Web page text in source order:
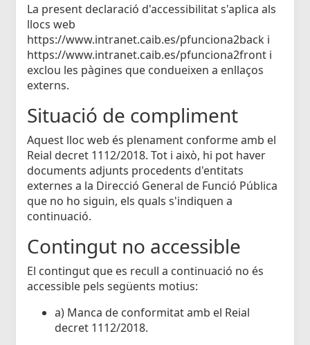
La present declaració d'accessibilitat s'aplica als
llocs web
https://www.intranet.caib.es/pfunciona2back i
https://www.intranet.caib.es/pfunciona2front i
exclou les pàgines que condueixen a enllaços
externs.
Situació de compliment
Aquest lloc web és plenament conforme amb el
Reial decret 1112/2018. Tot i això, hi pot haver
documents adjunts procedents d'entitats
externes a la Direcció General de Funció Pública
que no ho siguin, els quals s'indiquen a
continuació.
Contingut no accessible
El contingut que es recull a continuació no és
accessible pels següents motius:
a) Manca de conformitat amb el Reial
decret 1112/2018.